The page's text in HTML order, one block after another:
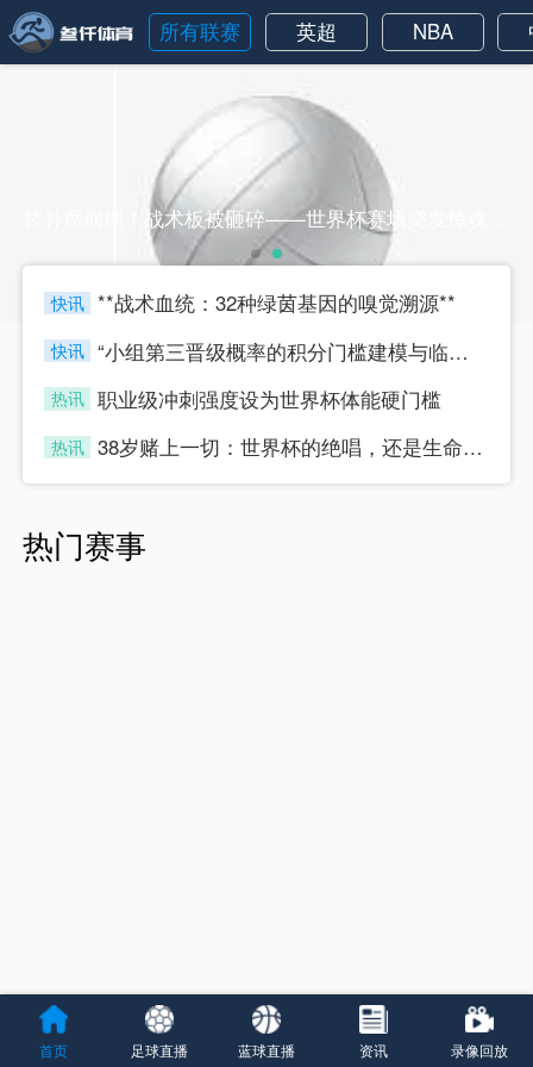
所有联赛 英超 NBA
快讯
**战术血统：32种绿茵基因的嗅觉溯源**
快讯
“小组第三晋级概率的积分门槛建模与临界值判定研究”
热讯 职业级冲刺强度设为世界杯体能硬门槛
热讯
38岁赌上一切：世界杯的绝唱，还是生命的最后冲刺？
热门赛事
首页 足球直播 蓝球直播 资讯 录像回放